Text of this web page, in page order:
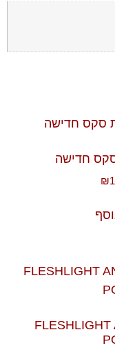
חדישה
₪
FLESHLIGHT